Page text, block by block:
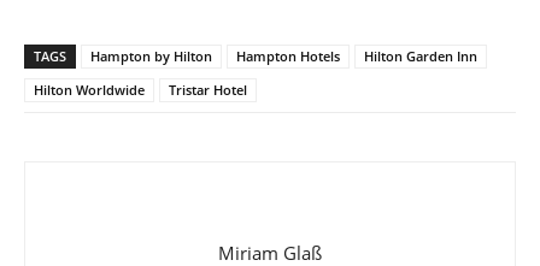
TAGS Hampton by Hilton Hampton Hotels
Hilton Garden Inn
Hilton Worldwide
Tristar Hotel
Miriam Glaß